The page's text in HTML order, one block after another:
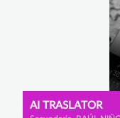
AI TRASLATOR